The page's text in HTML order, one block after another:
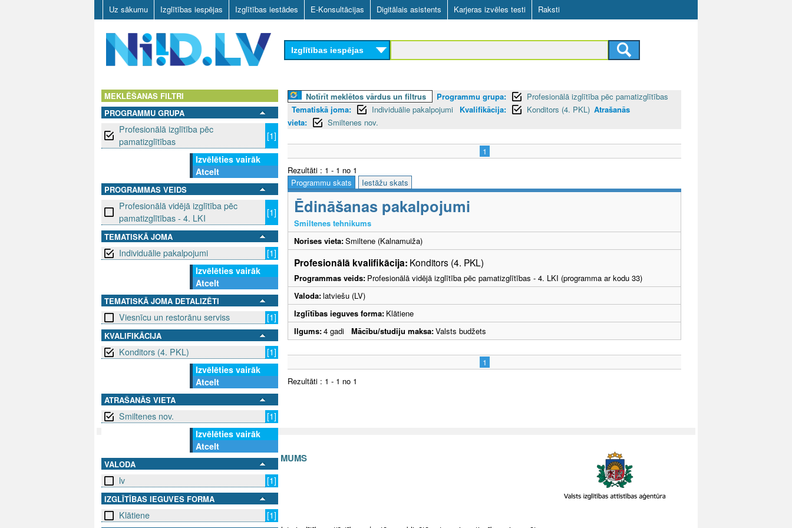
Skip
to
main
content
Uz sākumu Izglītības iespējas Izglītības iestādes E-Konsultācijas Digitālais asistents Karjeras izvēles testi Raksti
D
L
Izglītības iespējas
MEKLĒŠANAS FILTRI
PROGRAMMU GRUPA
Profesionālā izglītība pēc
pamatizglītības
[1]
Izvēlēties vairāk
Atcelt
PROGRAMMAS VEIDS
Profesionālā vidējā izglītība pēc
pamatizglītības - 4. LKI
[1]
TEMATISKĀ JOMA
Individuālie pakalpojumi
[1]
Izvēlēties vairāk
Atcelt
TEMATISKĀ JOMA DETALIZĒTI
Viesnīcu un restorānu serviss [1]
KVALIFIKĀCIJA
Konditors (4. PKL)
[1]
Izvēlēties vairāk
Atcelt
ATRAŠANĀS VIETA
Smiltenes nov.
[1]
Izvēlēties vairāk
Atcelt
VALODA
lv [1]
IZGLĪTĪBAS IEGUVES FORMA
Klātiene [1]
Notīrīt meklētos vārdus un filtrus Programmu grupa:
Profesionālā izglītība pēc pamatizglītības
Tematiskā joma:
Individuālie pakalpojumi Kvalifikācija: Konditors (4. PKL) Atrašanās
vieta:
Smiltenes nov.
1
Rezultāti : 1 - 1 no 1
Programmu skats
Iestāžu skats
Ēdināšanas pakalpojumi
Smiltenes tehnikums
Norises vieta:Smiltene (Kalnamuiža)
Profesionālā kvalifikācija: Konditors (4. PKL)
Programmas veids: Profesionālā vidējā izglītība pēc pamatizglītības - 4. LKI (programma ar kodu 33)
Valoda:latviešu (LV)
Izglītības ieguves forma: Klātiene
Ilgums:4 gadi Mācību/studiju maksa:Valsts budžets
1
Rezultāti : 1 - 1 no 1
SEKO MUMS SAZINIES AR MUMS